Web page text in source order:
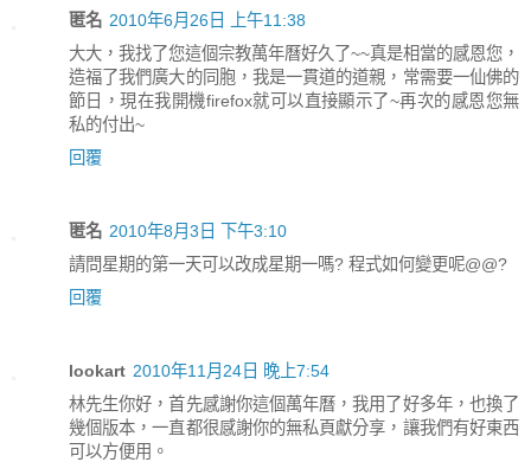
匿名 2010年6月26日 上午11:38
大大，我找了您這個宗教萬年曆好久了~~真是相當的感恩您，
造福了我們廣大的同胞，我是一貫道的道親，常需要一仙佛的
節日，現在我開機firefox就可以直接顯示了~再次的感恩您無
私的付出~
回覆
匿名 2010年8月3日 下午3:10
請問星期的第一天可以改成星期一嗎? 程式如何變更呢@@?
回覆
lookart 2010年11月24日 晚上7:54
林先生你好，首先感謝你這個萬年曆，我用了好多年，也換了
幾個版本，一直都很感謝你的無私頁獻分享，讓我們有好東西
可以方便用。